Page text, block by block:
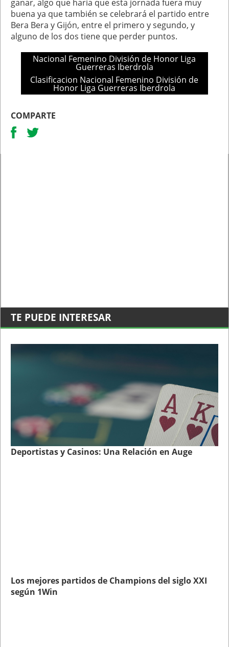
ganar, algo que haría que esta jornada fuera muy
buena ya que también se celebrará el partido entre
Bera Bera y Gijón, entre el primero y segundo, y
alguno de los dos tiene que perder puntos.
Nacional Femenino División de Honor Liga
Guerreras Iberdrola
Clasificacion Nacional Femenino División de
Honor Liga Guerreras Iberdrola
COMPARTE
TE PUEDE INTERESAR
Deportistas y Casinos: Una Relación en Auge
Los mejores partidos de Champions del siglo XXI
según 1Win